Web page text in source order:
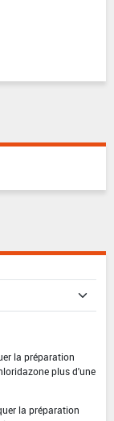
la préparation
plus d'une
la préparation